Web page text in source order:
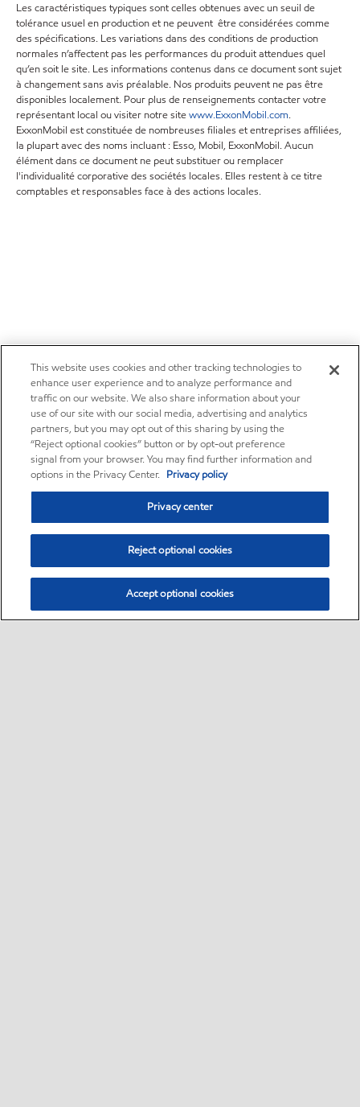
Les caractéristiques typiques sont celles obtenues avec un seuil de
tolérance usuel en production et ne peuvent être considérées comme
des spécifications. Les variations dans des conditions de production
normales n’affectent pas les performances du produit attendues quel
qu’en soit le site. Les informations contenus dans ce document sont sujet
à changement sans avis préalable. Nos produits peuvent ne pas être
disponibles localement. Pour plus de renseignements contacter votre
représentant local ou visiter notre sitewww.ExxonMobil.com.
ExxonMobil est constituée de nombreuses filiales et entreprises affiliées,
la plupart avec des noms incluant : Esso, Mobil, ExxonMobil. Aucun
élément dans ce document ne peut substituer ou remplacer
l'individualité corporative des sociétés locales. Elles restent à ce titre
comptables et responsables face à des actions locales.
This website uses cookies and other tracking technologies to
enhance user experience and to analyze performance and
traffic on our website. We also share information about your
use of our site with our social media, advertising and analytics
partners, but you may opt out of this sharing by using the
“Reject optional cookies” button or by opt-out preference
signal from your browser. You may find further information and
options in the Privacy Center. Privacy policy
Privacy center
Reject optional cookies
Accept optional cookies